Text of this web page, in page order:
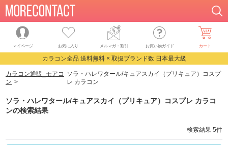
マイページ お気に入り メルマガ・割引 お買い物ガイド カート
カラコン全品 送料無料 × 取扱ブランド数 日本最大級
カラコン通販_モアコ
ン
ソラ・ハレワタール/キュアスカイ（プリキュア）コスプ
レ カラコン
ソラ・ハレワタール/キュアスカイ（プリキュア）コスプレ カラコ
ンの検索結果
検索結果 5件